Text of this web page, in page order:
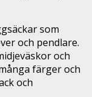
som
och pendlare.
och
färger och
och